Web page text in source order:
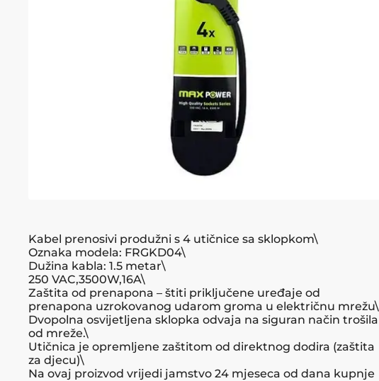
Kabel prenosivi produžni s 4 utičnice sa sklopkom\
Oznaka modela: FRGKD04\
Dužina kabla: 1.5 metar\
250 VAC,3500W,16A\
Zaštita od prenapona – štiti priključene uređaje od
prenapona uzrokovanog udarom groma u električnu mrežu\
Dvopolna osvijetljena sklopka odvaja na siguran način trošila
od mreže.\
Utičnica je opremljene zaštitom od direktnog dodira (zaštita
za djecu)\
Na ovaj proizvod vrijedi jamstvo 24 mjeseca od dana kupnje